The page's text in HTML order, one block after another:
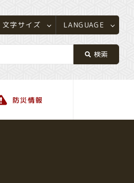
文字サイズ LANGUAGE
防災情報